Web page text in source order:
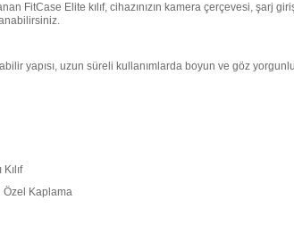
FitCase Elite kılıf, cihazınızın kamera çerçevesi, şarj
yapısı, uzun süreli kullanımlarda boyun ve göz
Özel Kaplama